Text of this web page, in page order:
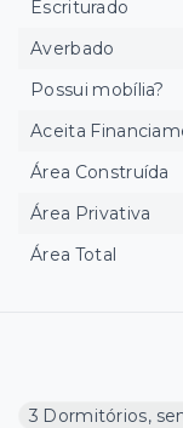
3 Dormitórios,
Escriturado
Averbado
Possui mobília?
Aceita
Área Construída
Área Privativa
Área Total